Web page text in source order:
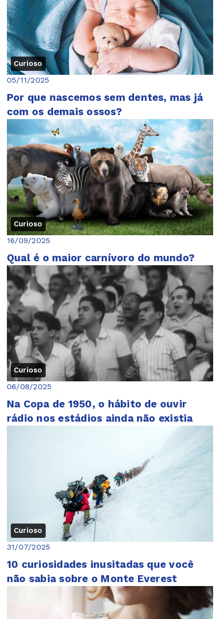
Curioso
05/11/2025
Por que nascemos sem dentes, mas já
com os demais ossos?
Curioso
16/09/2025
Qual é o maior carnívoro do mundo?
Curioso
06/08/2025
Na Copa de 1950, o hábito de ouvir
rádio nos estádios ainda não existia
Curioso
31/07/2025
10 curiosidades inusitadas que você
não sabia sobre o Monte Everest